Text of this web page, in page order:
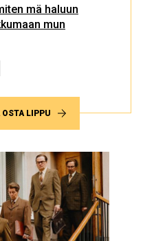
mä haluun
mun
LIPPU